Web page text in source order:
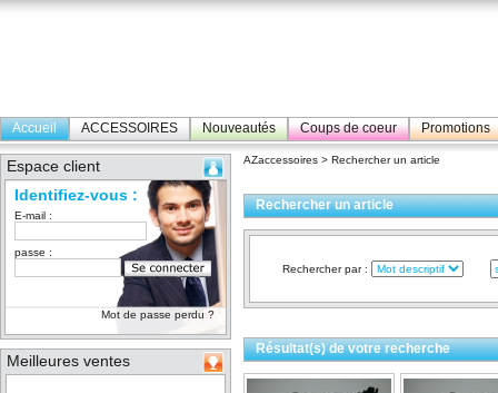
Accueil ACCESSOIRES Nouveautés Coups de coeur Promotions
Espace client
Identifiez-vous :
E-mail :
passe :
Mot de passe perdu ?
Meilleures ventes
AZaccessoires > Rechercher un article
Rechercher un article
Rechercher par :
Résultat(s) de votre recherche